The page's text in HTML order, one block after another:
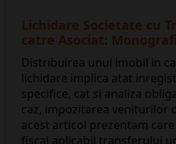
Lichidare Societate cu
catre Asociat:
Distribuirea unui imobil in
lichidare implica atat
specifice, cat si analiza
caz, impozitarea veniturilor
acest articol prezentam
fiscal aplicabil transferului